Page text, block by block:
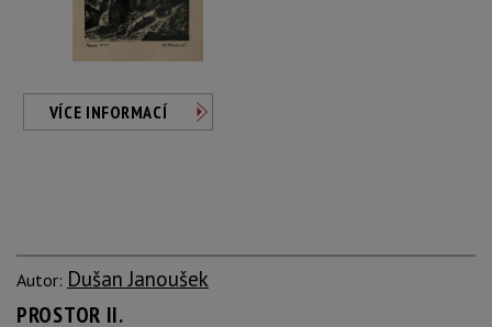
VÍCE INFORMACÍ
Autor: Dušan Janoušek
PROSTOR II.